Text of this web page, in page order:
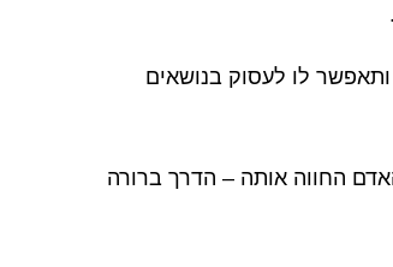
לו לעסוק בנושאים
החווה אותה – הדרך ברורה